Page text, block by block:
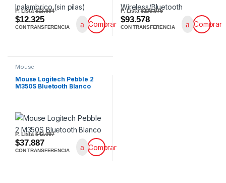
P. Lista$13.694
$12.325
CON TRANSFERENCIA Comprar
P. Lista$103.975
$93.578
CON TRANSFERENCIA Comprar
Mouse
Mouse Logitech Pebble 2
M350S Bluetooth Blanco
P. Lista$42.097
$37.887
CON TRANSFERENCIA Comprar